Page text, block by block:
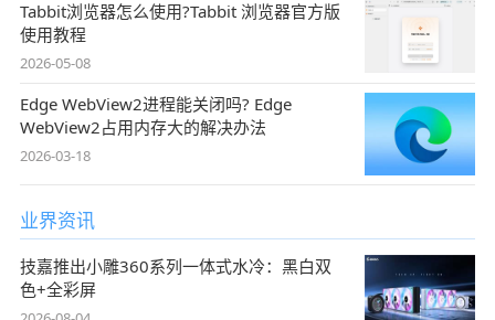
Tabbit浏览器怎么使用?Tabbit 浏览器官方版
使用教程
2026-05-08
Edge WebView2进程能关闭吗? Edge
WebView2占用内存大的解决办法
2026-03-18
业界资讯
技嘉推出小雕360系列一体式水冷：黑白双
色+全彩屏